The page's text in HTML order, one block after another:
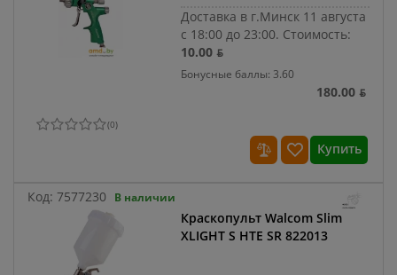
Доставка в г.Минск 11 августа
с 18:00 до 23:00. Стоимость:
10.00 ƃ
Бонусные баллы: 3.60
180.00 ƃ
(0)
Купить
Код: 7577230 В наличии
Краскопульт Walcom Slim
XLIGHT S HTE SR 822013